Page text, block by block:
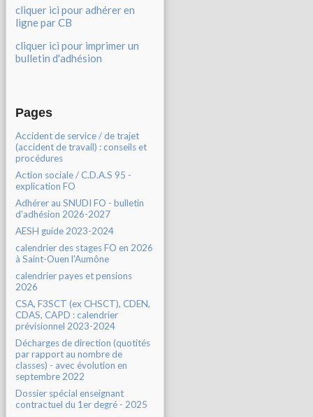
cliquer ici pour adhérer en
ligne par CB
cliquer ici pour imprimer un
bulletin d'adhésion
Pages
Accident de service / de trajet
(accident de travail) : conseils et
procédures
Action sociale / C.D.A.S 95 -
explication FO
Adhérer au SNUDI FO - bulletin
d'adhésion 2026-2027
AESH guide 2023-2024
calendrier des stages FO en 2026
à Saint-Ouen l'Aumône
calendrier payes et pensions
2026
CSA, F3SCT (ex CHSCT), CDEN,
CDAS, CAPD : calendrier
prévisionnel 2023-2024
Décharges de direction (quotités
par rapport au nombre de
classes) - avec évolution en
septembre 2022
Dossier spécial enseignant
contractuel du 1er degré - 2025